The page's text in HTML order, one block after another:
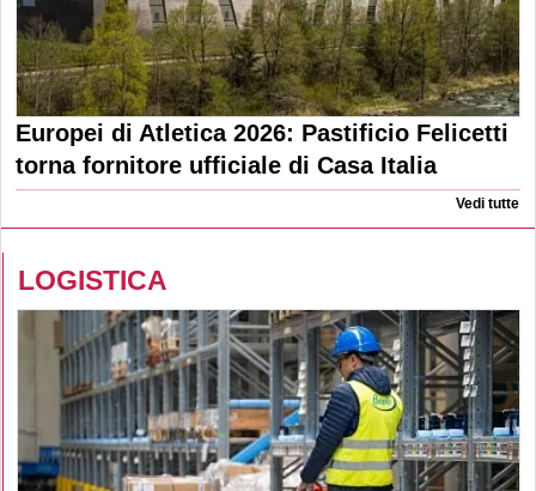
Europei di Atletica 2026: Pastificio Felicetti
torna fornitore ufficiale di Casa Italia
Vedi tutte
LOGISTICA